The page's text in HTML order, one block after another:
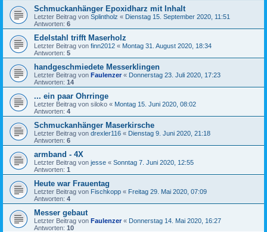
Schmuckanhänger Epoxidharz mit Inhalt
Letzter Beitrag von Splintholz « Dienstag 15. September 2020, 11:51
Antworten: 6
Edelstahl trifft Maserholz
Letzter Beitrag von finn2012 « Montag 31. August 2020, 18:34
Antworten: 5
handgeschmiedete Messerklingen
Letzter Beitrag von Faulenzer « Donnerstag 23. Juli 2020, 17:23
Antworten: 14
... ein paar Ohrringe
Letzter Beitrag von siloko « Montag 15. Juni 2020, 08:02
Antworten: 4
Schmuckanhänger Maserkirsche
Letzter Beitrag von drexler116 « Dienstag 9. Juni 2020, 21:18
Antworten: 6
armband - 4X
Letzter Beitrag von jesse « Sonntag 7. Juni 2020, 12:55
Antworten: 1
Heute war Frauentag
Letzter Beitrag von Fischkopp « Freitag 29. Mai 2020, 07:09
Antworten: 4
Messer gebaut
Letzter Beitrag von Faulenzer« Donnerstag 14. Mai 2020, 16:27
Antworten: 10